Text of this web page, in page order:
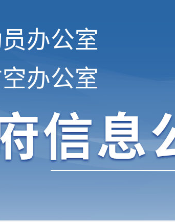
办公室
办公室